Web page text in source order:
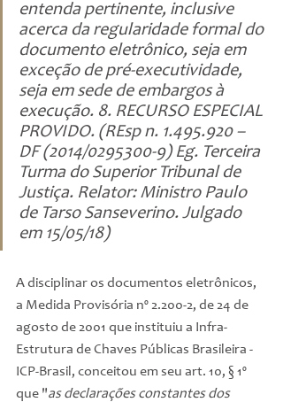
entenda pertinente, inclusive
acerca da regularidade formal do
documento eletrônico, seja em
exceção de pré-executividade,
seja em sede de embargos à
execução. 8. RECURSO ESPECIAL
PROVIDO. (REsp n. 1.495.920 –
DF (2014/0295300-9) Eg. Terceira
Turma do Superior Tribunal de
Justiça. Relator: Ministro Paulo
de Tarso Sanseverino. Julgado
em 15/05/18)
A disciplinar os documentos eletrônicos,
a Medida Provisória nº 2.200-2, de 24 de
agosto de 2001 que instituiu a Infra-
Estrutura de Chaves Públicas Brasileira -
ICP-Brasil, conceitou em seu art. 10, § 1º
que "as declarações constantes dos